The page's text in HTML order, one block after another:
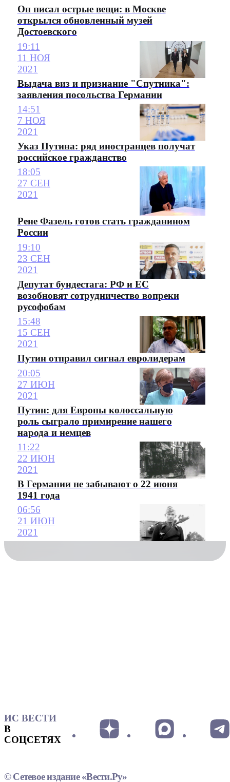
Он писал острые вещи: в Москве
открылся обновленный музей
Достоевского
19:11
11 НОЯ
2021
Выдача виз и признание "Спутника":
заявления посольства Германии
14:51
7 НОЯ
2021
Указ Путина: ряд иностранцев получат
российское гражданство
18:05
27 СЕН
2021
Рене Фазель готов стать гражданином
России
19:10
23 СЕН
2021
Депутат бундестага: РФ и ЕС
возобновят сотрудничество вопреки
русофобам
15:48
15 СЕН
2021
Путин отправил сигнал евролидерам
20:05
27 ИЮН
2021
Путин: для Европы колоссальную
роль сыграло примирение нашего
народа и немцев
11:22
22 ИЮН
2021
В Германии не забывают о 22 июня
1941 года
06:56
21 ИЮН
2021
ИС ВЕСТИ
В
СОЦСЕТЯХ
© Сетевое издание «Вести.Ру»